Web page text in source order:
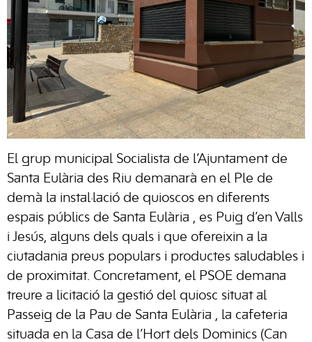
El grup municipal Socialista de l’Ajuntament de
Santa Eulària des Riu demanarà en el Ple de
demà la instal·lació de quioscos en diferents
espais públics de Santa Eulària , es Puig d’en Valls
i Jesús, alguns dels quals i que ofereixin a la
ciutadania preus populars i productes saludables i
de proximitat. Concretament, el PSOE demana
treure a licitació la gestió del quiosc situat al
Passeig de la Pau de Santa Eulària , la cafeteria
situada en la Casa de l’Hort dels Dominics (Can